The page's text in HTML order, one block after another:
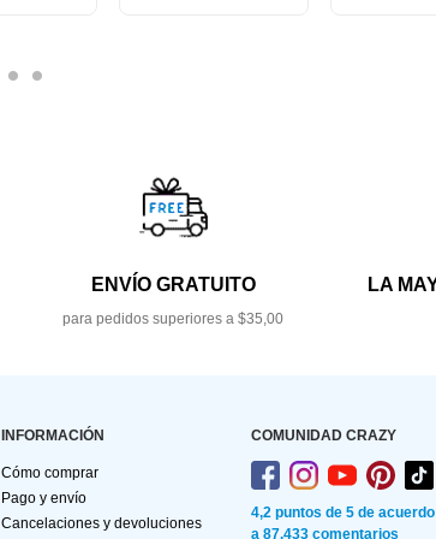
ENVÍO GRATUITO
para pedidos superiores a $35,00
LA
INFORMACIÓN
Cómo comprar
Pago y envío
Cancelaciones y devoluciones
COMUNIDAD CRAZY
4,2 puntos de 5 de acuerdo
a 87.433 comentarios